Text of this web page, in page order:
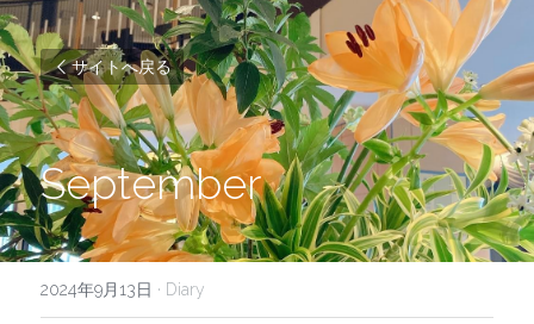
サイトへ戻る
September
2024年9月13日 · Diary